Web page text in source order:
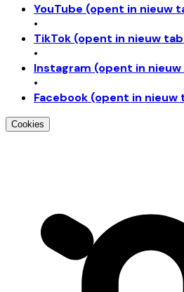
YouTube (opent in nieuw
•
TikTok (opent in nieuw
•
Instagram (opent in
•
Facebook (opent in nieuw
Cookies